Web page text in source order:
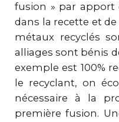
fusion » par apport
dans la recette et
métaux recyclés
alliages sont bénis
exemple est 100%
le recyclant, on
nécessaire à la
première fusion.